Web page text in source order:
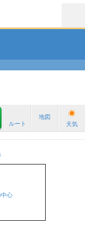
ルート
地図
天気